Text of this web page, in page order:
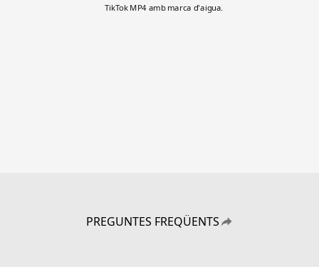
TikTok MP4 amb marca d'aigua.
PREGUNTES FREQÜENTS